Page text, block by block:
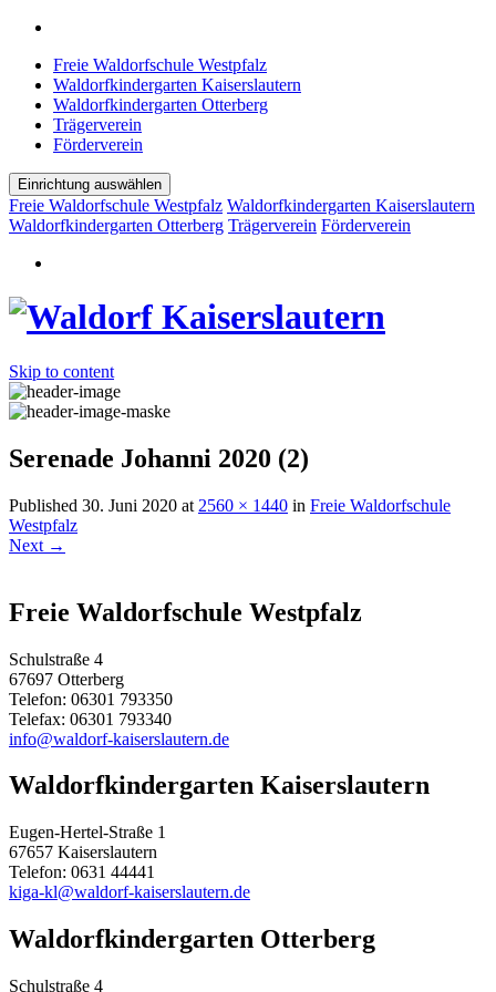
Freie Waldorfschule Westpfalz
Waldorfkindergarten Kaiserslautern
Waldorfkindergarten Otterberg
Trägerverein
Förderverein
Einrichtung auswählen
Freie Waldorfschule Westpfalz Waldorfkindergarten Kaiserslautern
Waldorfkindergarten Otterberg Trägerverein Förderverein
Skip to content
Serenade Johanni 2020 (2)
Published 30. Juni 2020 at 2560 × 1440 in Freie Waldorfschule
Westpfalz
Next →
Freie Waldorfschule Westpfalz
Schulstraße 4
67697 Otterberg
Telefon: 06301 793350
Telefax: 06301 793340
info@waldorf-kaiserslautern.de
Waldorfkindergarten Kaiserslautern
Eugen-Hertel-Straße 1
67657 Kaiserslautern
Telefon: 0631 44441
kiga-kl@waldorf-kaiserslautern.de
Waldorfkindergarten Otterberg
Schulstraße 4